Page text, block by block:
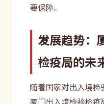
要保障。
发展趋势：
检疫局的未
随着国家对出入境检